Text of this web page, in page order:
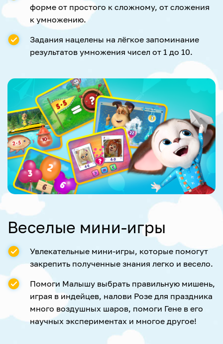
форме от простого к сложному, от сложения
к умножению.
Задания нацелены на лёгкое запоминание
результатов умножения чисел от 1 до 10.
Веселые мини-игры
Увлекательные мини-игры, которые помогут
закрепить полученные знания легко и весело.
Помоги Малышу выбрать правильную мишень,
играя в индейцев, налови Розе для праздника
много воздушных шаров, помоги Гене в его
научных экспериментах и многое другое!